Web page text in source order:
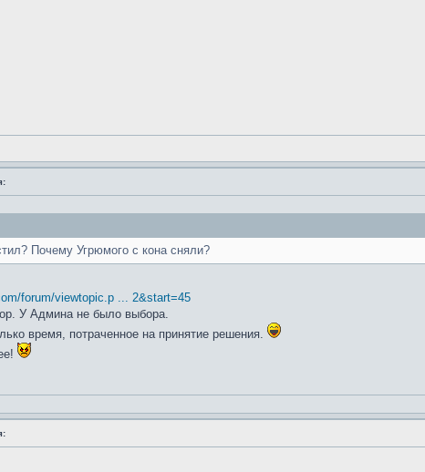
Почему Угрюмого с кона сняли?
forum/viewtopic.p ... 2&start=45
У Админа не было выбора.
время, потраченное на принятие решения.